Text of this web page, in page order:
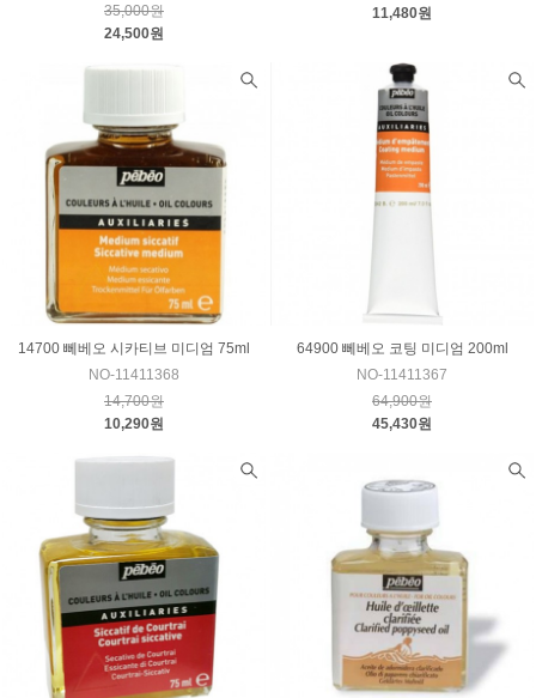
35,000원
24,500원
11,480원
14700 뻬베오 시카티브 미디엄 75ml
NO-11411368
14,700원
10,290원
64900 뻬베오 코팅 미디엄 200ml
NO-11411367
64,900원
45,430원